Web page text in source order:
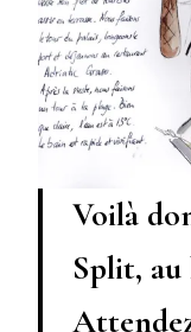
Voilà
Split, au